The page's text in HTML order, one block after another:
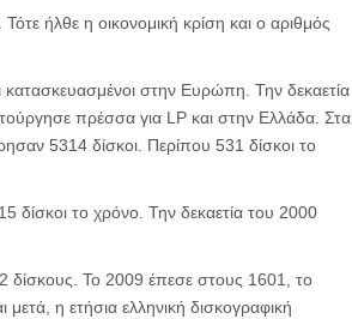
ήλθε η οικονομική κρίση και ο αριθμός
στην Ευρώπη. Την δεκαετία
πρέσσα για LP και στην Ελλάδα. Στα
5314 δίσκοι. Περίπου 531 δίσκοι το
δίσκοι το χρόνο. Την δεκαετία του 2000
δίσκους. Το 2009 έπεσε στους 1601, το
η ετήσια ελληνική δισκογραφική